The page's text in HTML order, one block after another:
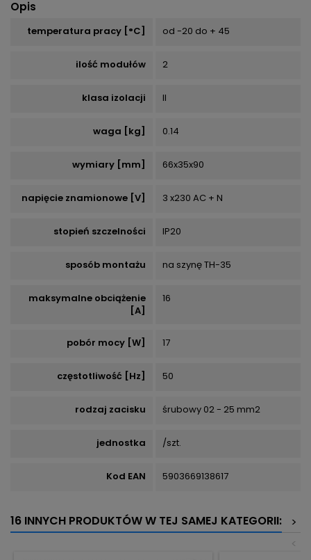
Opis
temperatura pracy [°C] od -20 do + 45
ilość modułów 2
klasa izolacji II
waga [kg] 0.14
wymiary [mm] 66x35x90
napięcie znamionowe [V] 3 x230 AC + N
stopień szczelności IP20
sposób montażu na szynę TH-35
maksymalne obciążenie
[A]
16
pobór mocy [W] 17
częstotliwość [Hz] 50
rodzaj zacisku śrubowy 02 - 25 mm2
jednostka /szt.
Kod EAN 5903669138617
16 INNYCH PRODUKTÓW W TEJ SAMEJ KATEGORII:
>
<